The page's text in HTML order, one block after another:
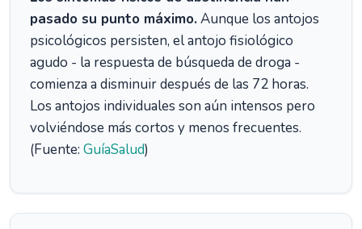
pasado su punto máximo.Aunque los antojos
psicológicos persisten, el antojo fisiológico
agudo - la respuesta de búsqueda de droga -
comienza a disminuir después de las 72 horas.
Los antojos individuales son aún intensos pero
volviéndose más cortos y menos frecuentes.
(Fuente: GuíaSalud)